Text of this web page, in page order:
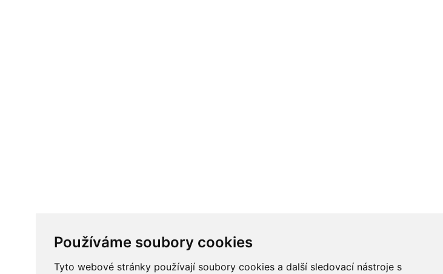
Používáme soubory cookies
Tyto webové stránky používají soubory cookies a další sledovací nástroje s